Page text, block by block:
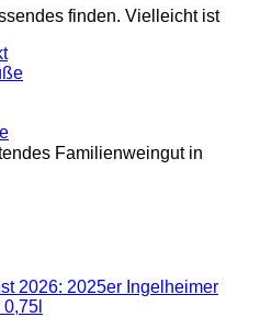
finden. Vielleicht ist
Familienweingut in
2026: 2025er Ingelheimer